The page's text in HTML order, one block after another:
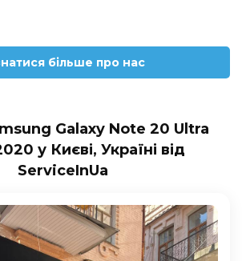
більше про нас
Galaxy Note 20 Ultra
у Києві, Україні від
ServiceInUa